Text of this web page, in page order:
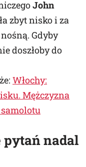
John
zbyt nisko i za
Gdyby
doszłoby do
Włochy:
Mężczyzna
pytań nadal